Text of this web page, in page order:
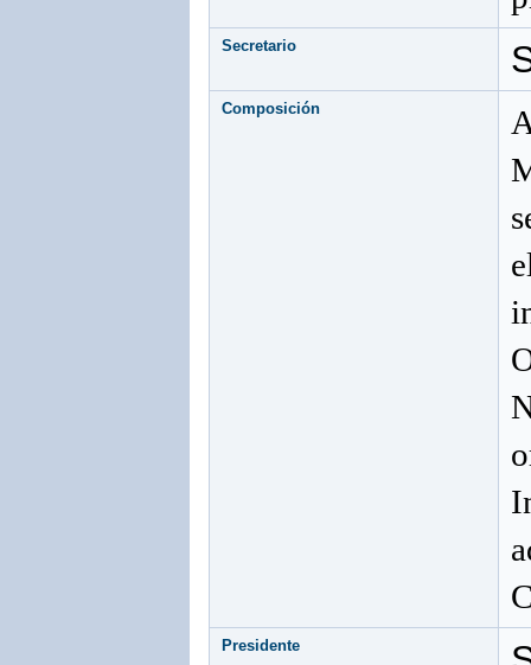
Secretario
Composición
Presidente